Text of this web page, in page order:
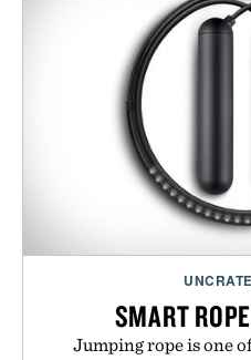
SMART
Jumping rope is one